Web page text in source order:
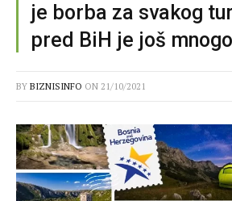
je borba za svakog
pred BiH je još
BY BIZNISINFO ON 21/10/2021